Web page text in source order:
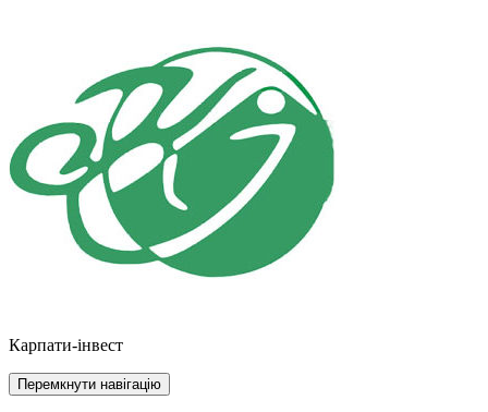
Карпати-інвест
Перемкнути навігацію